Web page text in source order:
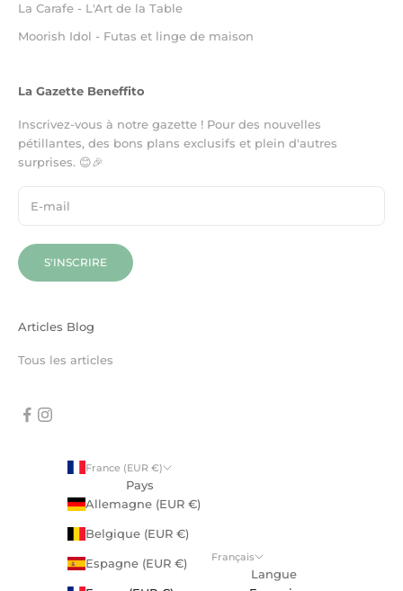
La Carafe - L'Art de la Table
Moorish Idol - Futas et linge de maison
La Gazette Beneffito
Inscrivez-vous à notre gazette ! Pour des nouvelles
pétillantes, des bons plans exclusifs et plein d'autres
surprises. 😊🎉
S'INSCRIRE
Articles Blog
Tous les articles
France (EUR €)
Pays
Allemagne (EUR €)
Belgique (EUR €)
Espagne (EUR €) Français
Langue